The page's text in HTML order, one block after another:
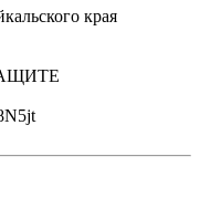
края